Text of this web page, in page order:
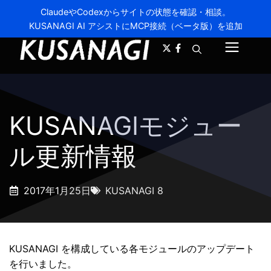
ClaudeやCodexからサイトの状態を確認・相談。
KUSANAGI AI アシストにMCP接続（ベータ版）を追加
ニ
KUSANAGIモジュー
ル更新情報
2017年1月25日 KUSANAGI 8
KUSANAGI を構成している各モジュールのアップデート
を行いました。
A- A+